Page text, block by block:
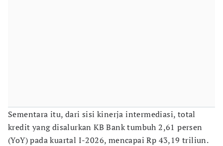
Sementara itu, dari sisi kinerja intermediasi, total
kredit yang disalurkan KB Bank tumbuh 2,61 persen
(YoY) pada kuartal I-2026, mencapai Rp 43,19 triliun.